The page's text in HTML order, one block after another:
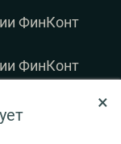
×